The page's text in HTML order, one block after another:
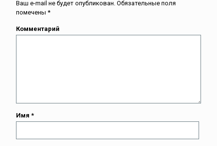
Ваш e-mail не будет опубликован. Обязательные поля
помечены *
Комментарий
Имя *